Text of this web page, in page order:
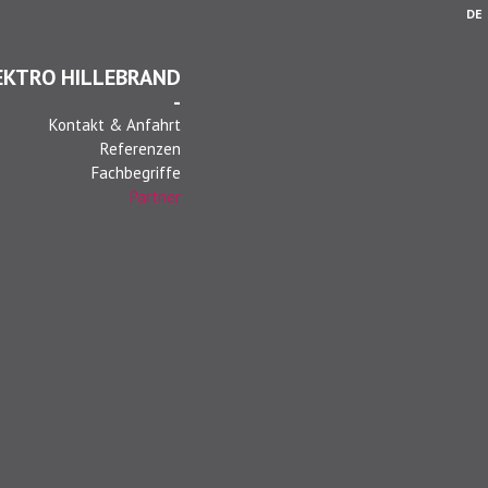
DE
HILLEBRAND
-
Kontakt & Anfahrt
Referenzen
Fachbegriffe
Partner